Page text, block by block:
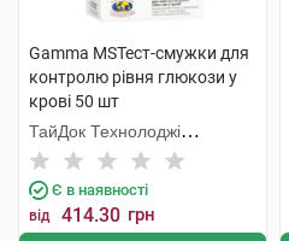
Gamma MSТест-смужки для
контролю рівня глюкози у
крові 50 шт
ТайДок Технолоджі
Корпорейшн
Є в наявності
від 414.30 грн